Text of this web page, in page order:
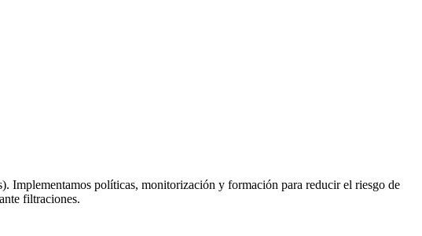
Implementamos políticas, monitorización y formación para reducir el riesgo de
filtraciones.